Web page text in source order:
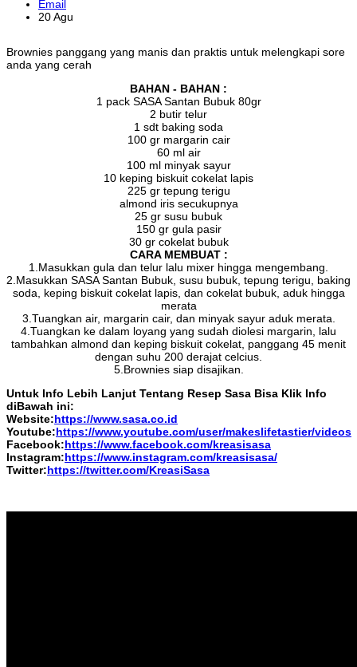
Email
20 Agu
Brownies panggang yang manis dan praktis untuk melengkapi sore
anda yang cerah
BAHAN - BAHAN :
1 pack SASA Santan Bubuk 80gr
2 butir telur
1 sdt baking soda
100 gr margarin cair
60 ml air
100 ml minyak sayur
10 keping biskuit cokelat lapis
225 gr tepung terigu
almond iris secukupnya
25 gr susu bubuk
150 gr gula pasir
30 gr cokelat bubuk
CARA MEMBUAT :
1.Masukkan gula dan telur lalu mixer hingga mengembang.
2.Masukkan SASA Santan Bubuk, susu bubuk, tepung terigu, baking
soda, keping biskuit cokelat lapis, dan cokelat bubuk, aduk hingga
merata
3.Tuangkan air, margarin cair, dan minyak sayur aduk merata.
4.Tuangkan ke dalam loyang yang sudah diolesi margarin, lalu
tambahkan almond dan keping biskuit cokelat, panggang 45 menit
dengan suhu 200 derajat celcius.
5.Brownies siap disajikan.
Untuk Info Lebih Lanjut Tentang Resep Sasa Bisa Klik Info
diBawah ini:
Website:https://www.sasa.co.id
Youtube:https://www.youtube.com/user/makeslifetastier/videos
Facebook:https://www.facebook.com/kreasisasa
Instagram:https://www.instagram.com/kreasisasa/
Twitter:https://twitter.com/KreasiSasa